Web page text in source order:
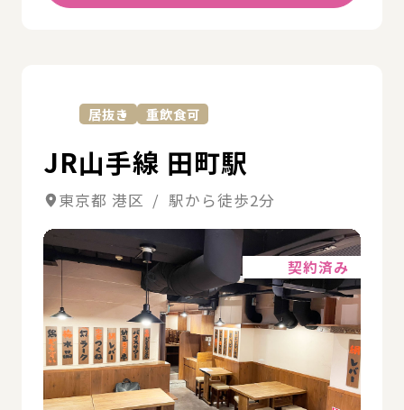
居抜き 重飲食可
JR山手線 田町駅
東京都 港区 / 駅から徒歩2分
契約済み